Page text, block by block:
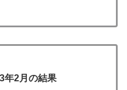
年2月の結果